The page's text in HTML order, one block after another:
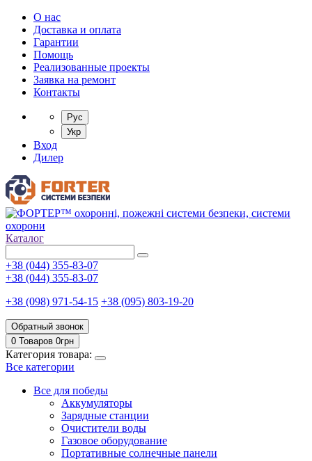
О нас
Доставка и оплата
Гарантии
Помощь
Реализованные проекты
Заявка на ремонт
Контакты
Рус
Укр
Вход
Дилер
Каталог
+38 (044) 355-83-07
+38 (044) 355-83-07
+38 (098) 971-54-15 +38 (095) 803-19-20
Обратный звонок
0 Товаров 0грн
Категория товара:
Все категории
Все для победы
Аккумуляторы
Зарядные станции
Очистители воды
Газовое оборудование
Портативные солнечные панели